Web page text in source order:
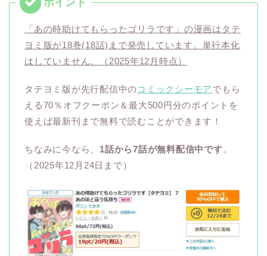
「あの時助けてもらったゴリラです」の漫画はタテ
ヨミ版が18巻(18話)まで発売しています。単行本化
はしていません。（2025年12月時点）
タテヨミ版が先行配信中のコミックシーモアでもら
える70％オフクーポン＆最大500円分のポイントを
使えば最新刊まで無料で読むことができます！
ちなみに今なら、 1話から7話が無料配信中です。
（2025年12月24日まで）